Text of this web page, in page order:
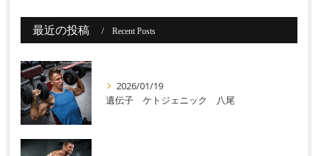
最近の投稿 Recent Posts
2026/01/19
遺伝子 ケトジェニック 八尾